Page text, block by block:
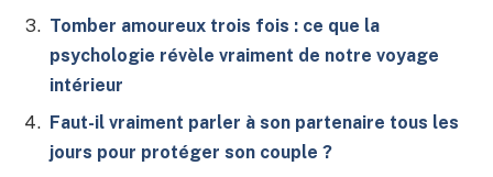
Tomber amoureux trois fois : ce que la
psychologie révèle vraiment de notre voyage
intérieur
Faut-il vraiment parler à son partenaire tous les
jours pour protéger son couple ?